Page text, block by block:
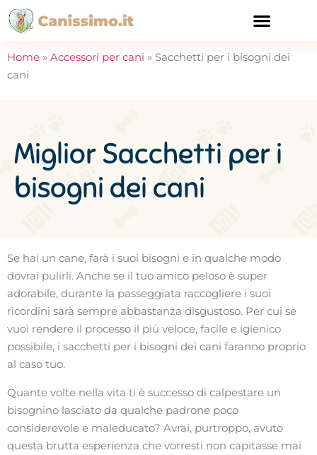
Home » Accessori per cani » Sacchetti per i bisogni dei
cani
Miglior Sacchetti per i
bisogni dei cani
Se hai un cane, farà i suoi bisogni e in qualche modo
dovrai pulirli. Anche se il tuo amico peloso è super
adorabile, durante la passeggiata raccogliere i suoi
ricordini sarà sempre abbastanza disgustoso. Per cui se
vuoi rendere il processo il più veloce, facile e igienico
possibile, i sacchetti per i bisogni dei cani faranno proprio
al caso tuo.
Quante volte nella vita ti è successo di calpestare un
bisognino lasciato da qualche padrone poco
considerevole e maleducato? Avrai, purtroppo, avuto
questa brutta esperienza che vorresti non capitasse mai